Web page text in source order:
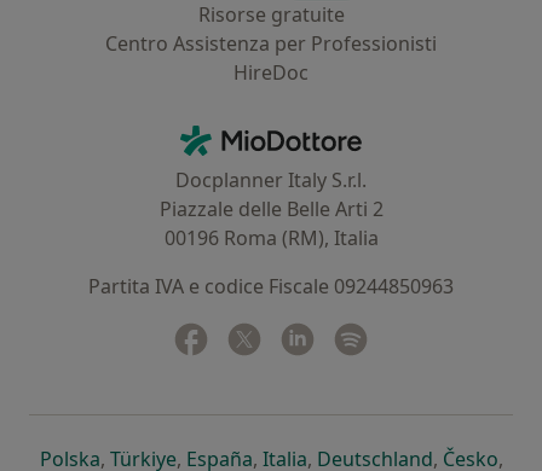
Risorse gratuite
Centro Assistenza per Professionisti
HireDoc
MioDottore - Homepage
Docplanner Italy S.r.l.
Piazzale delle Belle Arti 2
00196 Roma (RM), Italia
Partita IVA e codice Fiscale 09244850963
Facebook
si apre in una nuova scheda
Twitter
si apre in una nuova scheda
Linkedin
si apre in una nuova
Polskasi apre in una nuova scheda
, Türkiyesi apre in una nuova scheda
, Españasi apre in una nuova scheda
, Italiasi apre in una nuova
, Deutschlandsi apre in
, Českosi
,